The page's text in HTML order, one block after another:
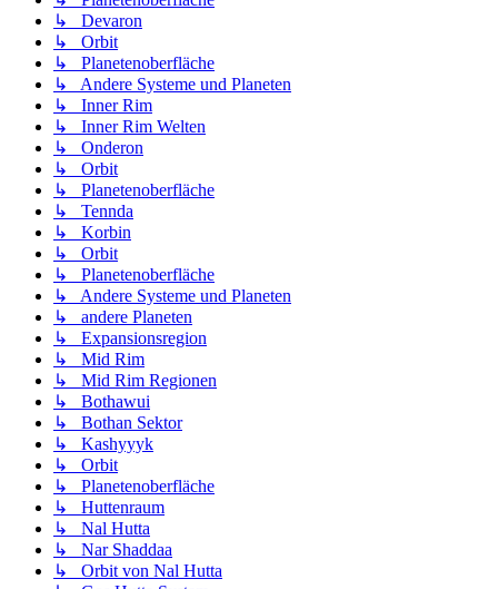
↳ Devaron
↳ Orbit
↳ Planetenoberfläche
↳ Andere Systeme und Planeten
↳ Inner Rim
↳ Inner Rim Welten
↳ Onderon
↳ Orbit
↳ Planetenoberfläche
↳ Tennda
↳ Korbin
↳ Orbit
↳ Planetenoberfläche
↳ Andere Systeme und Planeten
↳ andere Planeten
↳ Expansionsregion
↳ Mid Rim
↳ Mid Rim Regionen
↳ Bothawui
↳ Bothan Sektor
↳ Kashyyyk
↳ Orbit
↳ Planetenoberfläche
↳ Huttenraum
↳ Nal Hutta
↳ Nar Shaddaa
↳ Orbit von Nal Hutta